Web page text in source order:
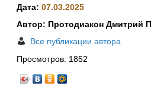
Дата: 07.03.2025
Автор: Протодиакон Дмитрий
Все публикации автора
Просмотров: 1852